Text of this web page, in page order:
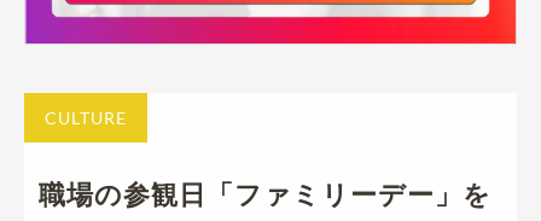
CULTURE
職場の参観日「ファミリーデー」を